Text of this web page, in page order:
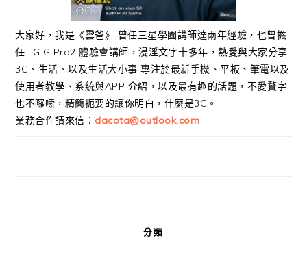
大家好，我是《雲爸》 曾任三星學園講師達兩年經驗，也曾擔
任 LG G Pro2 體驗會講師，浸淫文字十多年，熱愛與大家分享
3C、生活、以及生活大小事 專注於最新手機、平板、筆電以及
使用者教學、系統與APP 介紹，以及最有趣的話題，不愛贅字
也不囉嗦，精簡扼要的讓你明白，什麼是3C。
業務合作請來信： dacota@outlook.com
分類